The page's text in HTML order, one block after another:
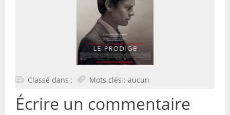
Classé dans : Mots clés : aucun
Écrire un commentaire